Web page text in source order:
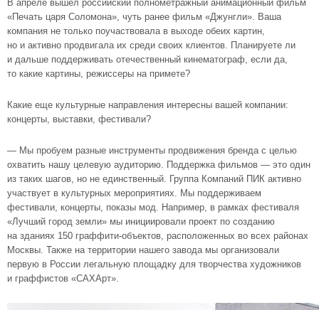
В апреле вышел российский полнометражный анимационный фильм
«Печать царя Соломона», чуть ранее фильм «Джунгли». Ваша
компания не только поучаствовала в выходе обеих картин,
но и активно продвигала их среди своих клиентов. Планируете ли
и дальше поддерживать отечественный кинематограф, если да,
то какие картины, режиссеры на примете?
Какие еще культурные направления интересны вашей компании:
концерты, выставки, фестивали?
— Мы пробуем разные инструменты продвижения бренда с целью
охватить нашу целевую аудиторию. Поддержка фильмов — это один
из таких шагов, но не единственный. Группа Компаний ПИК активно
участвует в культурных мероприятиях. Мы поддерживаем
фестивали, концерты, показы мод. Например, в рамках фестиваля
«Лучший город земли» мы инициировали проект по созданию
на зданиях 150 граффити-объектов, расположенных во всех районах
Москвы. Также на территории нашего завода мы организовали
первую в России легальную площадку для творчества художников
и граффистов «САХАрт».